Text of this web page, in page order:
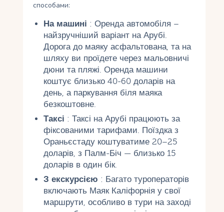
способами:
На машині : Оренда автомобіля –
найзручніший варіант на Арубі.
Дорога до маяку асфальтована, та на
шляху ви проїдете через мальовничі
дюни та пляжі. Оренда машини
коштує близько 40-60 доларів на
день, а паркування біля маяка
безкоштовне.
Таксі : Таксі на Арубі працюють за
фіксованими тарифами. Поїздка з
Ораньєстаду коштуватиме 20–25
доларів, з Палм-Біч — близько 15
доларів в один бік.
З екскурсією : Багато туроператорів
включають Маяк Каліфорнія у свої
маршрути, особливо в тури на заході